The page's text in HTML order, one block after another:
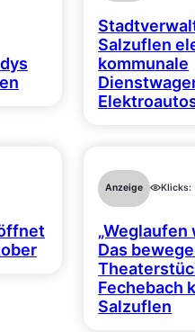
Salzuflen
kommunale
Anzeige Klicks:
„Weglaufen
Das
Fechebach
Salzuflen